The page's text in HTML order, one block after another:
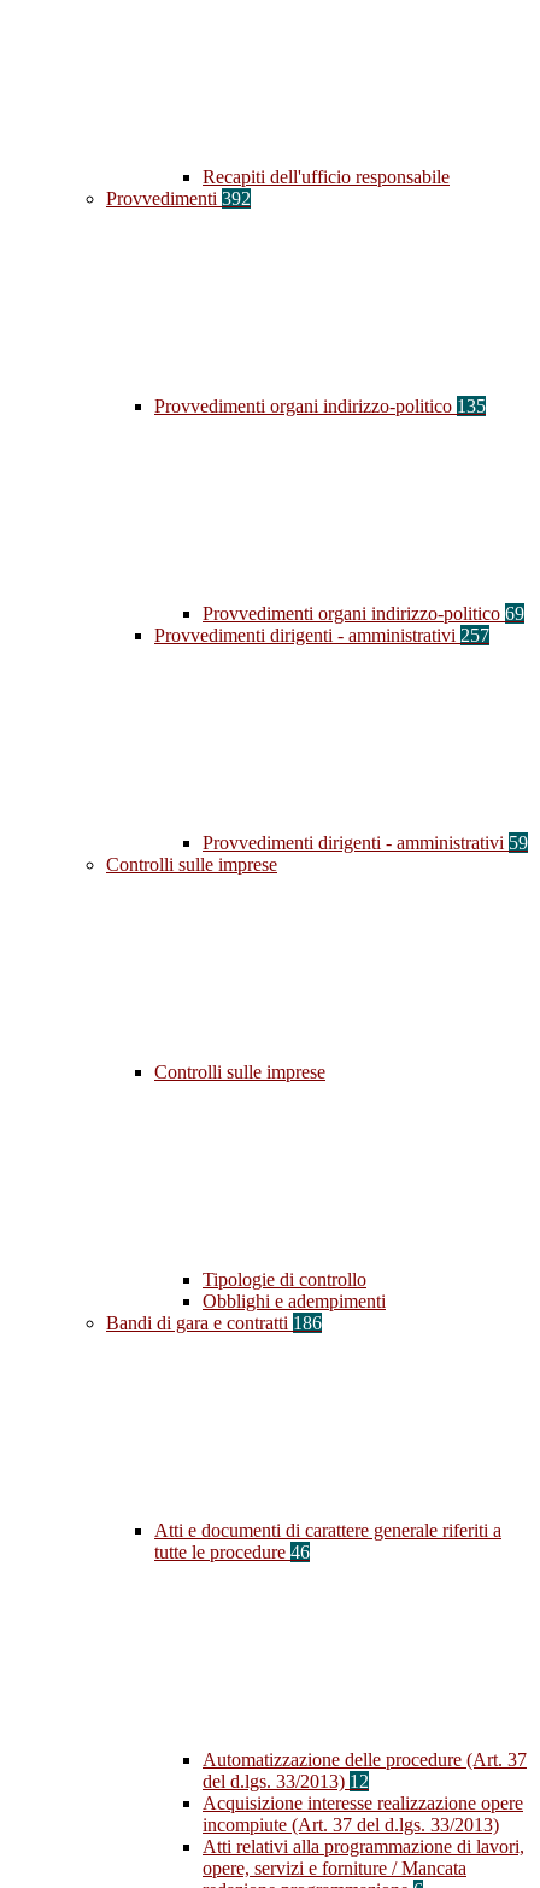
Recapiti dell'ufficio responsabile
Provvedimenti 392
Provvedimenti organi indirizzo-politico 135
Provvedimenti organi indirizzo-politico 69
Provvedimenti dirigenti - amministrativi 257
Provvedimenti dirigenti - amministrativi 59
Controlli sulle imprese
Controlli sulle imprese
Tipologie di controllo
Obblighi e adempimenti
Bandi di gara e contratti 186
Atti e documenti di carattere generale riferiti a
tutte le procedure 46
Automatizzazione delle procedure (Art. 37
del d.lgs. 33/2013) 12
Acquisizione interesse realizzazione opere
incompiute (Art. 37 del d.lgs. 33/2013)
Atti relativi alla programmazione di lavori,
opere, servizi e forniture / Mancata